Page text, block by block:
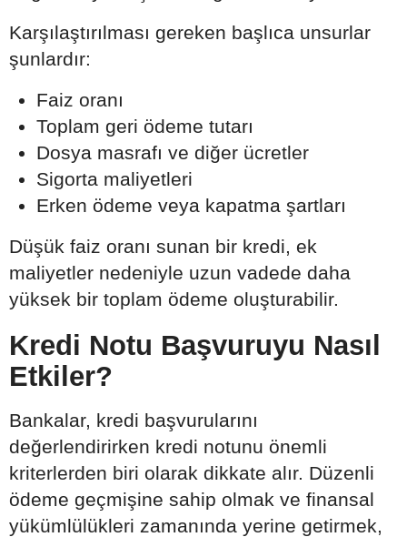
Karşılaştırılması gereken başlıca unsurlar
şunlardır:
Faiz oranı
Toplam geri ödeme tutarı
Dosya masrafı ve diğer ücretler
Sigorta maliyetleri
Erken ödeme veya kapatma şartları
Düşük faiz oranı sunan bir kredi, ek
maliyetler nedeniyle uzun vadede daha
yüksek bir toplam ödeme oluşturabilir.
Kredi Notu Başvuruyu Nasıl
Etkiler?
Bankalar, kredi başvurularını
değerlendirirken kredi notunu önemli
kriterlerden biri olarak dikkate alır. Düzenli
ödeme geçmişine sahip olmak ve finansal
yükümlülükleri zamanında yerine getirmek,